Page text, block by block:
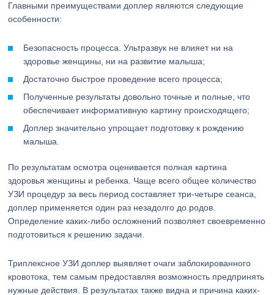
Главными преимуществами доплер являются следующие
особенности:
Безопасность процесса. Ультразвук не влияет ни на
здоровье женщины, ни на развитие малыша;
Достаточно быстрое проведение всего процесса;
Полученные результаты довольно точные и полные, что
обеспечивает информативную картину происходящего;
Доплер значительно упрощает подготовку к рождению
малыша.
По результатам осмотра оценивается полная картина
здоровья женщины и ребенка. Чаще всего общее количество
УЗИ процедур за весь период составляет три-четыре сеанса,
доплер применяется один раз незадолго до родов.
Определение каких-либо осложнений позволяет своевременно
подготовиться к решению задачи.
Триплексное УЗИ доплер выявляет очаги заблокированного
кровотока, тем самым предоставляя возможность предпринять
нужные действия. В результатах также видна и причина каких-